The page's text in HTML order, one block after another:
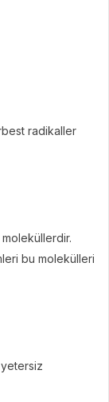
radikaller
bu molekülleri
yetersiz